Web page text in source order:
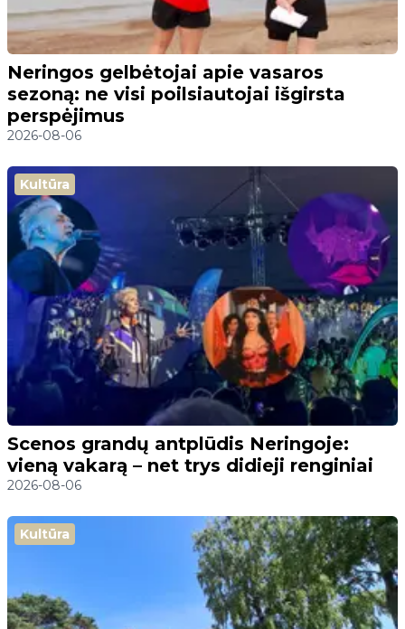
Neringos gelbėtojai apie vasaros
sezoną: ne visi poilsiautojai išgirsta
perspėjimus
2026-08-06
Kultūra
Scenos grandų antplūdis Neringoje:
vieną vakarą – net trys didieji renginiai
2026-08-06
Kultūra